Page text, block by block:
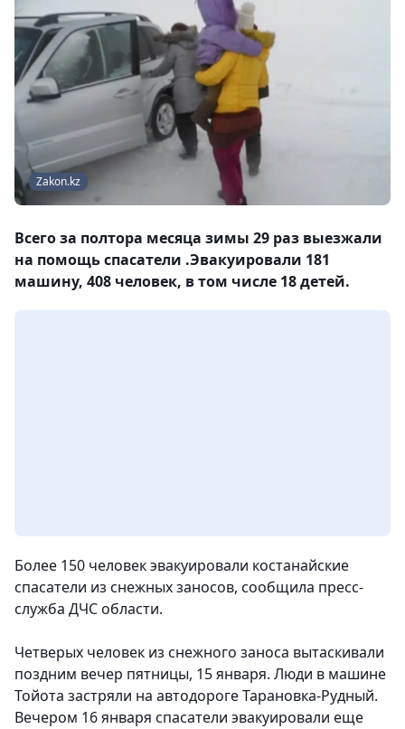
Zakon.kz
Всего за полтора месяца зимы 29 раз выезжали
на помощь спасатели .Эвакуировали 181
машину, 408 человек, в том числе 18 детей.
Более 150 человек эвакуировали костанайские
спасатели из снежных заносов, сообщила пресс-
служба ДЧС области.
Четверых человек из снежного заноса вытаскивали
поздним вечер пятницы, 15 января. Люди в машине
Тойота застряли на автодороге Тарановка-Рудный.
Вечером 16 января спасатели эвакуировали еще